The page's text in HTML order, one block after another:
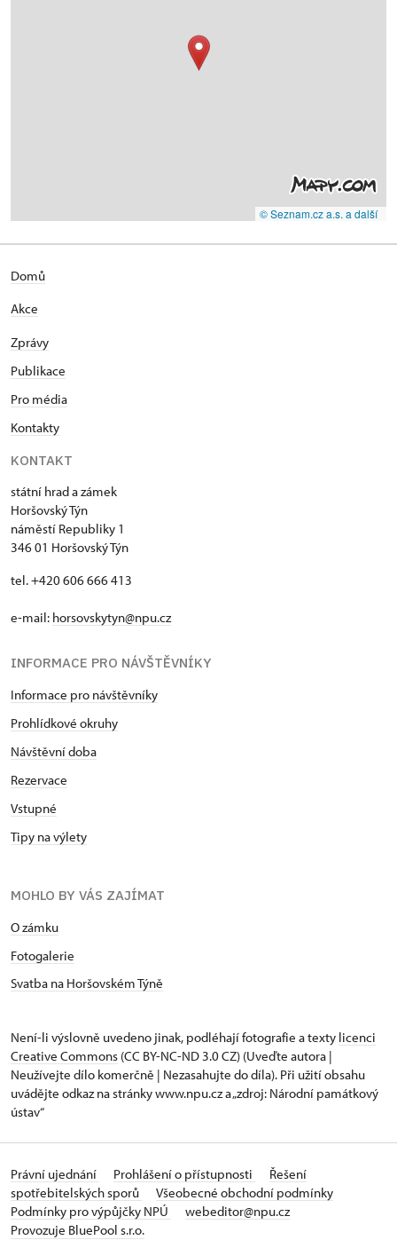
© Seznam.cz a.s. a další
Domů
Akce
Zprávy
Publikace
Pro média
Kontakty
KONTAKT
státní hrad a zámek
Horšovský Týn
náměstí Republiky 1
346 01 Horšovský Týn
tel. +420 606 666 413
e-mail: horsovskytyn@npu.cz
INFORMACE PRO NÁVŠTĚVNÍKY
Informace pro návštěvníky
Prohlídkové okruhy
Návštěvní doba
Rezervace
Vstupné
Tipy na výlety
MOHLO BY VÁS ZAJÍMAT
O zámku
Fotogalerie
Svatba na Horšovském Týně
Není-li výslovně uvedeno jinak, podléhají fotografie a texty licenci
Creative Commons (CC BY-NC-ND 3.0 CZ) (Uveďte autora |
Neužívejte dílo komerčně | Nezasahujte do díla). Při užití obsahu
uvádějte odkaz na stránky www.npu.cz a „zdroj: Národní památkový
ústav“
Právní ujednání Prohlášení o přístupnosti
Řešení
spotřebitelských sporů
Všeobecné obchodní podmínky
Podmínky pro výpůjčky NPÚ
webeditor@npu.cz
Provozuje BluePool s.r.o.